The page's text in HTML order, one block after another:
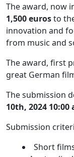
The award, now
1,500 eurosto
innovation and
from music and
The award, first
great German
The submission
10th, 2024 10:00
Submission
Short